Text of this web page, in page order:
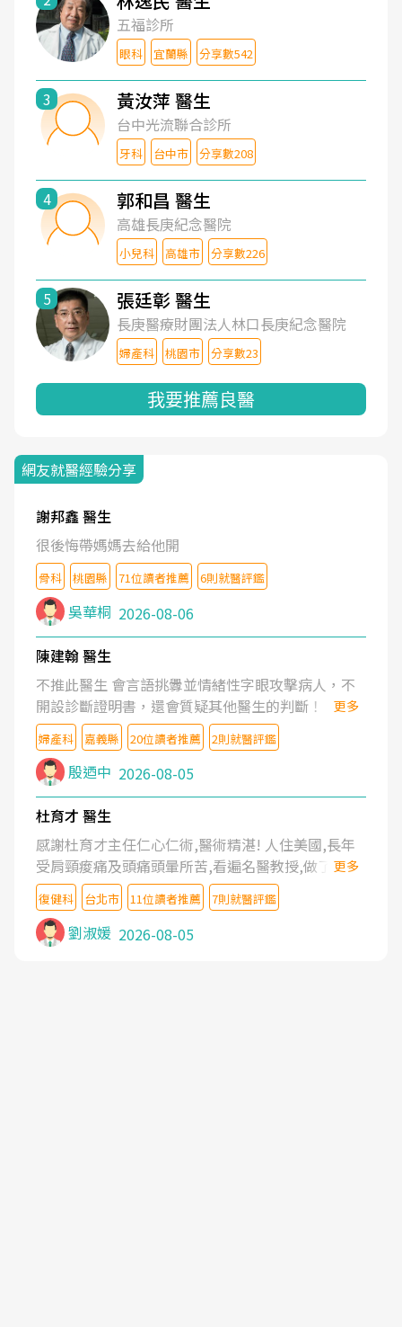
五福診所
眼科 宜蘭縣 分享數542
3 黃汝萍 醫生
台中光流聯合診所
牙科 台中市 分享數208
4 郭和昌 醫生
高雄長庚紀念醫院
小兒科 高雄市 分享數226
5 張廷彰 醫生
長庚醫療財團法人林口長庚紀念醫院
婦產科 桃園市 分享數23
我要推薦良醫
網友就醫經驗分享
謝邦鑫 醫生
很後悔帶媽媽去給他開
骨科 桃園縣 71位讀者推薦 6則就醫評鑑
吳華桐 2026-08-06
陳建翰 醫生
不推此醫生 會言語挑釁並情緒性字眼攻擊病人，不
開設診斷證明書，還會質疑其他醫生的判斷！
更多
婦產科 嘉義縣 20位讀者推薦 2則就醫評鑑
殷迺中 2026-08-05
杜育才 醫生
感謝杜育才主任仁心仁術,醫術精湛! 人住美國,長年
受肩頸痠痛及頭痛頭暈所苦,看遍名醫教授,做了各種
檢查,也嘗試過西醫打針,中醫針灸及物理徒手治療都
沒有用,後來連吃到嗎啡類止痛藥都效果有限,只是壓
症狀,沒多久就痛起來,多年失眠嚴重影響生活品質.
台灣親友介紹忠孝醫院杜育才主任是頸頭症候群專
更多
復健科 台北市 11位讀者推薦 7則就醫評鑑
劉淑媛 2026-08-05